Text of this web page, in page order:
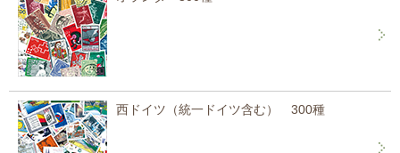
西ドイツ（統一ドイツ含む） 300種